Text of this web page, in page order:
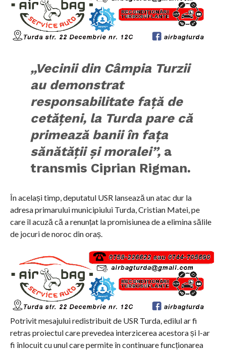
„Vecinii din Câmpia Turzii
au demonstrat
responsabilitate față de
cetățeni, la Turda pare că
primează banii în fața
sănătății și moralei”, a
transmis Ciprian Rigman.
În același timp, deputatul USR lansează un atac dur la
adresa primarului municipiului Turda, Cristian Matei, pe
care îl acuză că a renunțat la promisiunea de a elimina sălile
de jocuri de noroc din oraș.
Potrivit mesajului redistribuit de USR Turda, edilul ar fi
retras proiectul care prevedea interzicerea acestora și l-ar
fi înlocuit cu unul care permite în continuare funcționarea